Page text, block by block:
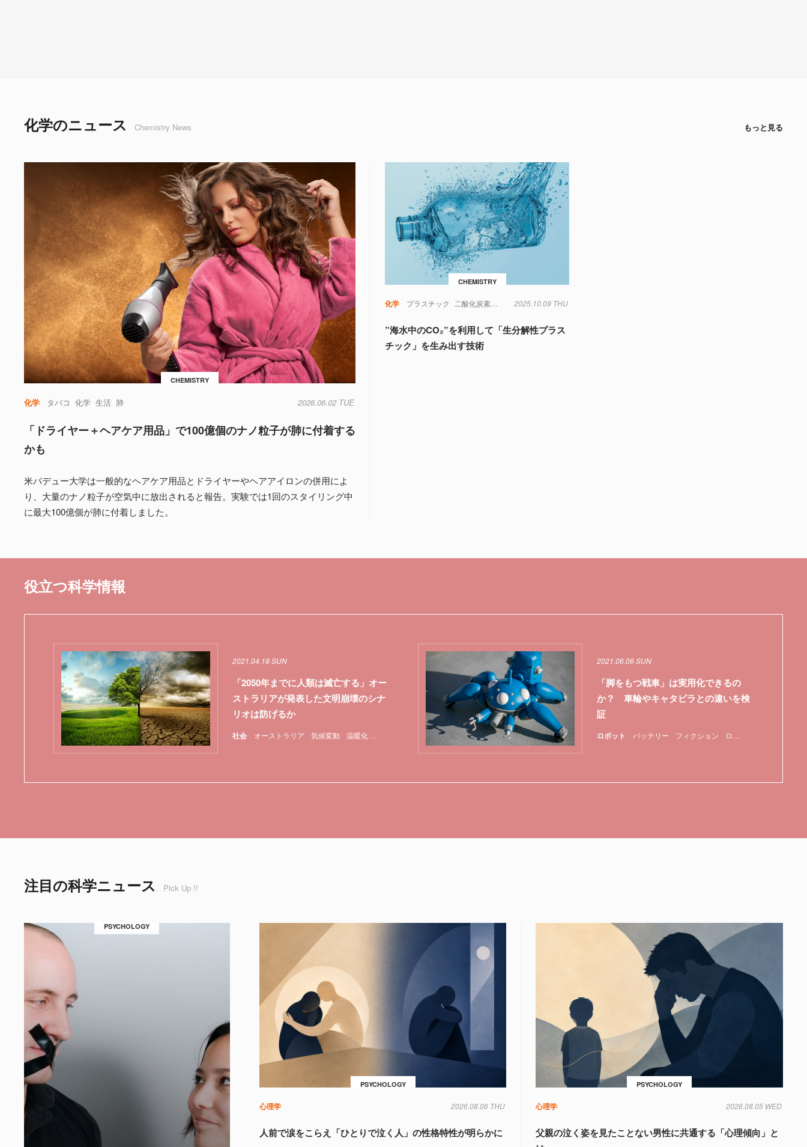
化学のニュース Chemistry News もっと見る
CHEMISTRY
化学 タバコ 化学 生活 肺 2026.06.02 TUE
「ドライヤー＋ヘアケア用品」で100億個のナノ粒子が肺に付着する
かも
米パデュー大学は一般的なヘアケア用品とドライヤーやヘアアイロンの併用によ
り、大量のナノ粒子が空気中に放出されると報告。実験では1回のスタイリング中
に最大100億個が肺に付着しました。
CHEMISTRY
化学 プラスチック 二酸化炭素 地球 微生物 気象
2025.10.09 THU
”海水中のCO₂”を利用して「生分解性プラス
チック」を生み出す技術
役立つ科学情報
社会 オーストラリア 気候変動 温暖化
2021.04.18 SUN
「2050年までに人類は滅亡する」オー
ストラリアが発表した文明崩壊のシナ
リオは防げるか
ロボット バッテリー フィクション ロボット
2021.06.06 SUN
「脚をもつ戦車」は実用化できるの
か？ 車輪やキャタピラとの違いを検
証
注目の科学ニュース Pick Up !!
PSYCHOLOGY
PSYCHOLOGY
心理学 2026.08.06 THU
人前で涙をこらえ「ひとりで泣く人」の性格特性が明らかに
PSYCHOLOGY
心理学 2026.08.05 WED
父親の泣く姿を見たことない男性に共通する「心理傾向」と